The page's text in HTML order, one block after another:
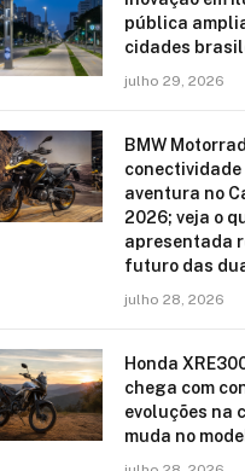
pública
cidades
julho 29, 2026
BMW
conectividade
aventura no
2026; veja o
apresentada
futuro das
julho 28, 2026
Honda
chega com
evoluções na
muda no